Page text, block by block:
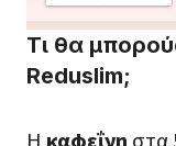
Τι θα
Reduslim;
Η καφεΐνη στα